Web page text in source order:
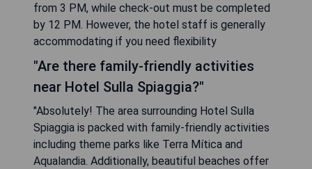
from 3 PM, while check-out must be completed
by 12 PM. However, the hotel staff is generally
accommodating if you need flexibility
"Are there family-friendly activities
near Hotel Sulla Spiaggia?"
"Absolutely! The area surrounding Hotel Sulla
Spiaggia is packed with family-friendly activities
including theme parks like Terra Mítica and
Aqualandia. Additionally, beautiful beaches offer